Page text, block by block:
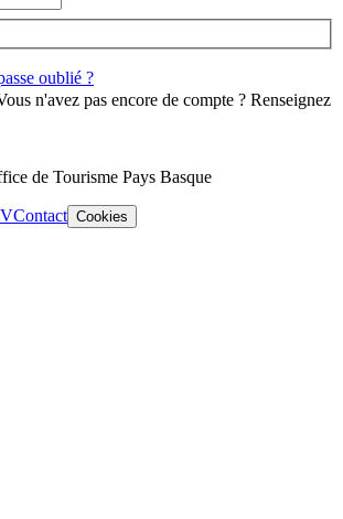
oublié ?
n'avez pas encore de compte ? Renseignez
de Tourisme Pays Basque
Contact Cookies